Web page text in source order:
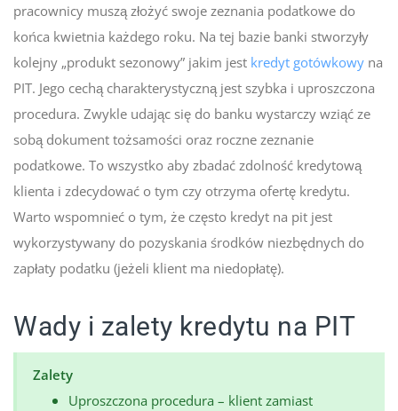
pracownicy muszą złożyć swoje zeznania podatkowe do
końca kwietnia każdego roku. Na tej bazie banki stworzyły
kolejny „produkt sezonowy” jakim jest kredyt gotówkowy na
PIT. Jego cechą charakterystyczną jest szybka i uproszczona
procedura. Zwykle udając się do banku wystarczy wziąć ze
sobą dokument tożsamości oraz roczne zeznanie
podatkowe. To wszystko aby zbadać zdolność kredytową
klienta i zdecydować o tym czy otrzyma ofertę kredytu.
Warto wspomnieć o tym, że często kredyt na pit jest
wykorzystywany do pozyskania środków niezbędnych do
zapłaty podatku (jeżeli klient ma niedopłatę).
Wady i zalety kredytu na PIT
Zalety
Uproszczona procedura – klient zamiast